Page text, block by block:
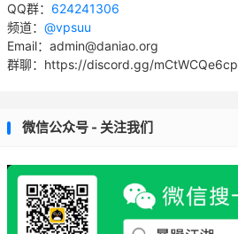
QQ群： 624241306
频道： @vpsuu
Email：admin@daniao.org
群聊：https://discord.gg/mCtWCQe6cp
微信公众号 - 关注我们